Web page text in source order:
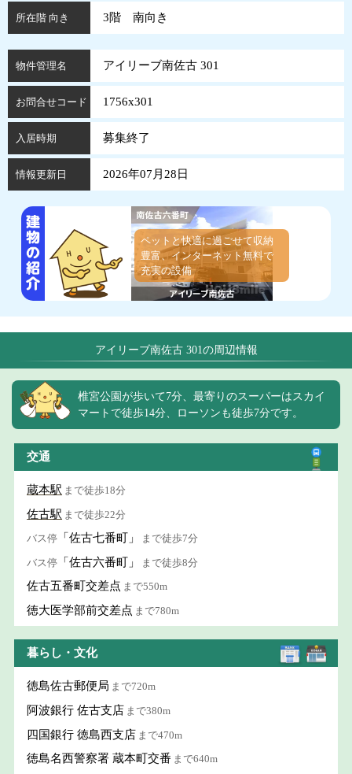
所在階 向き 3階 南向き
物件管理名 アイリーブ南佐古 301
お問合せコード 1756x301
入居時期 募集終了
情報更新日 2026年07月28日
ペットと快適に過ごせて収納
豊富、インターネット無料で
充実の設備
アイリーブ南佐古 301の周辺情報
椎宮公園が歩いて7分、最寄りのスーパーはスカイ
マートで徒歩14分、ローソンも徒歩7分です。
交通
蔵本駅 まで徒歩18分
佐古駅 まで徒歩22分
バス停 「佐古七番町」 まで徒歩7分
バス停 「佐古六番町」 まで徒歩8分
佐古五番町交差点 まで550m
徳大医学部前交差点 まで780m
暮らし・文化
徳島佐古郵便局 まで720m
阿波銀行 佐古支店 まで380m
四国銀行 徳島西支店 まで470m
徳島名西警察署 蔵本町交番 まで640m